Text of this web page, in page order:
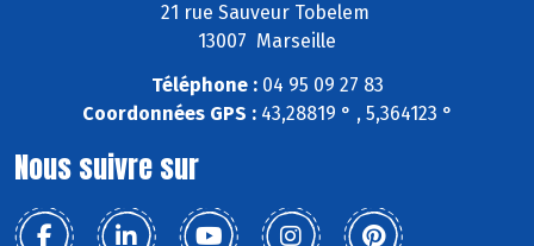
21 rue Sauveur Tobelem
13007 Marseille
Téléphone :04 95 09 27 83
Coordonnées GPS :43,28819 ° , 5,364123 °
Nous suivre sur